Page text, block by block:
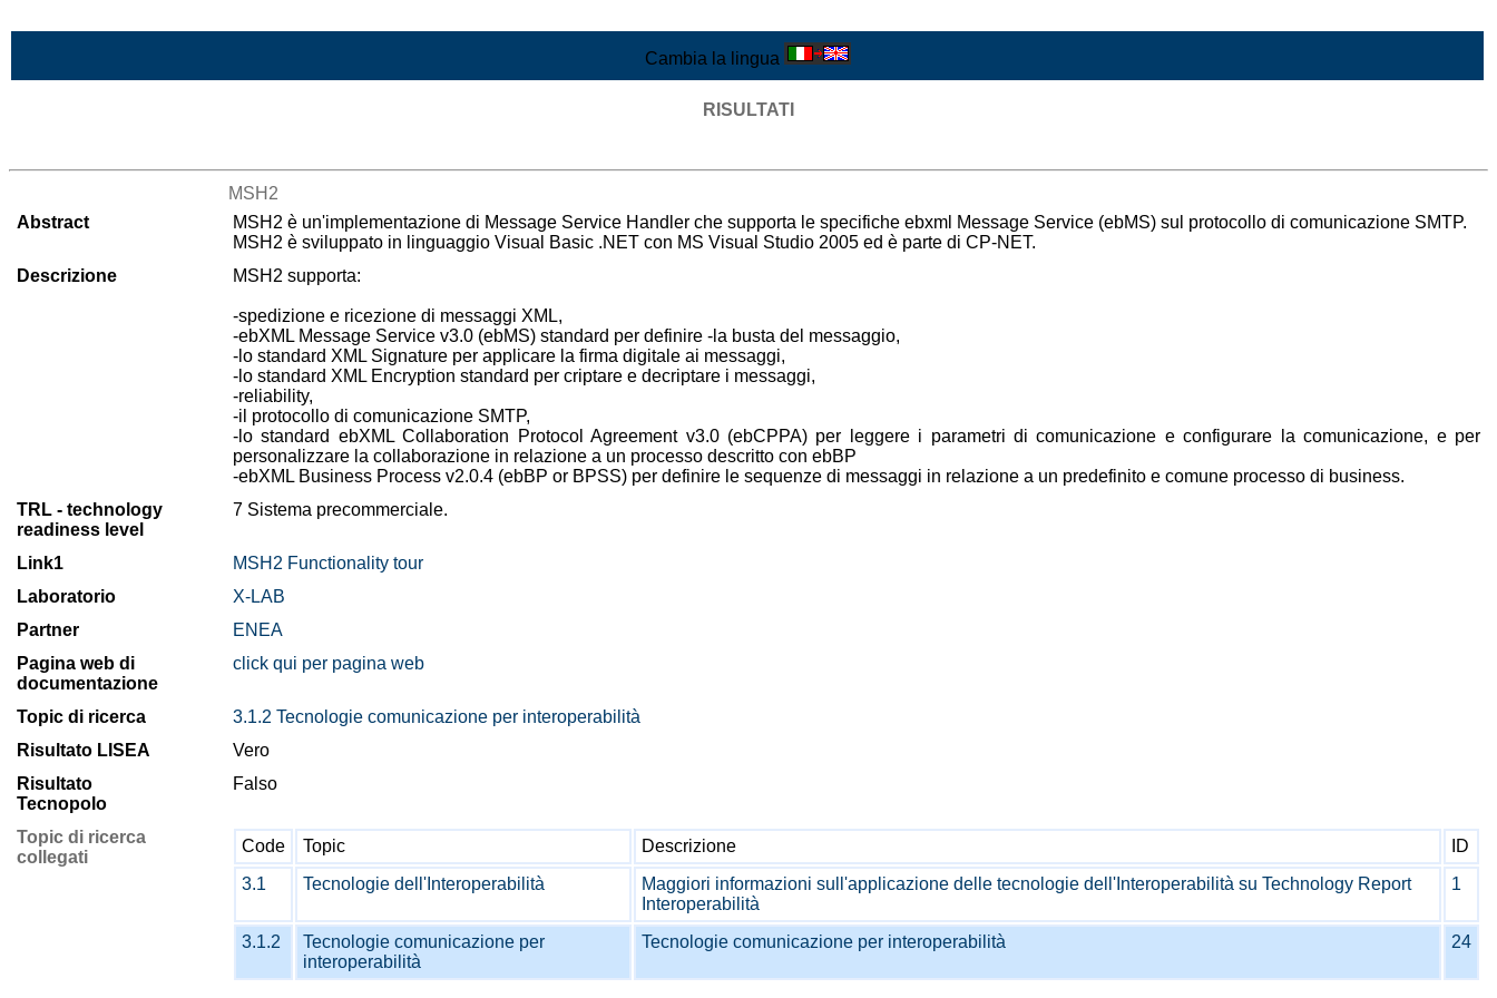
Cambia la lingua
RISULTATI
MSH2
Abstract
MSH2 è un'implementazione di Message Service Handler che supporta le specifiche ebxml Message Service (ebMS) sul protocollo di comunicazione SMTP.
MSH2 è sviluppato in linguaggio Visual Basic .NET con MS Visual Studio 2005 ed è parte di CP-NET.
Descrizione
MSH2 supporta:
-spedizione e ricezione di messaggi XML,
-ebXML Message Service v3.0 (ebMS) standard per definire -la busta del messaggio,
-lo standard XML Signature per applicare la firma digitale ai messaggi,
-lo standard XML Encryption standard per criptare e decriptare i messaggi,
-reliability,
-il protocollo di comunicazione SMTP,
-lo standard ebXML Collaboration Protocol Agreement v3.0 (ebCPPA) per leggere i parametri di comunicazione e configurare la comunicazione, e per
personalizzare la collaborazione in relazione a un processo descritto con ebBP
-ebXML Business Process v2.0.4 (ebBP or BPSS) per definire le sequenze di messaggi in relazione a un predefinito e comune processo di business.
TRL - technology
readiness level
7 Sistema precommerciale.
Link1
MSH2 Functionality tour
Laboratorio
X-LAB
Partner
ENEA
Pagina web di
documentazione
click qui per pagina web
Topic di ricerca
3.1.2 Tecnologie comunicazione per interoperabilità
Risultato LISEA
Vero
Risultato
Tecnopolo
Falso
Topic di ricerca
collegati
Code Topic Descrizione
ID
3.1
Tecnologie dell'Interoperabilità Maggiori informazioni sull'applicazione delle tecnologie dell'Interoperabilità su Technology Report
Interoperabilità
1
3.1.2
Tecnologie comunicazione per
interoperabilità
Tecnologie comunicazione per interoperabilità 24